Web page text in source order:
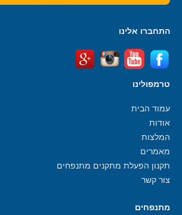
התחברו אלינו
טרמפולינו
עמוד הבית
אודות
המלצות
מאמרים
תקנון הפעלת מתקנים מתנפחים
צור קשר
מתנפחים